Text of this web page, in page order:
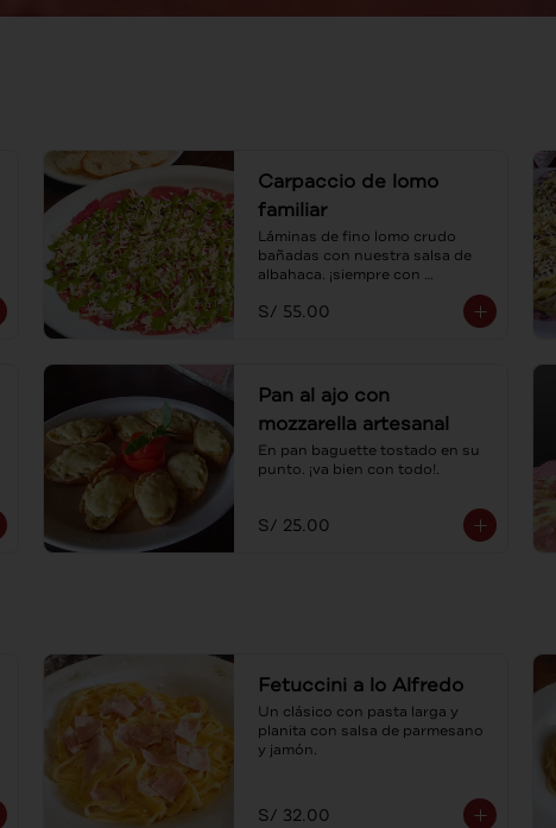
Carpaccio de lomo
familiar
Láminas de fino lomo crudo
bañadas con nuestra salsa de
albahaca. ¡siempre con
S/ 55.00
Pan al ajo con
mozzarella artesanal
En pan baguette tostado en su
punto. ¡va bien con todo!.
S/ 25.00
Fetuccini a lo Alfredo
Un clásico con pasta larga y
planita con salsa de parmesano
y jamón.
S/ 32.00